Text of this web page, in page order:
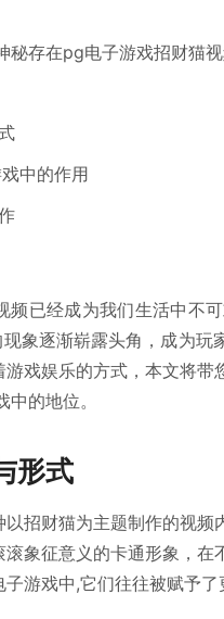
存在pg电子游戏招财猫视
中的作用
频已经成为我们生活中不
象逐渐崭露头角，成为玩
戏娱乐的方式，本文将带
的地位。
形式
招财猫为主题制作的视频
象征意义的卡通形象，在
游戏中,它们往往被赋予了